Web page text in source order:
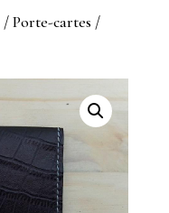
/Porte-cartes /